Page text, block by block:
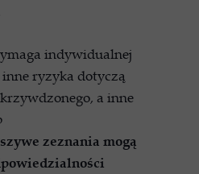
indywidualnej
ryzyka dotyczą
a inne
zeznania mogą